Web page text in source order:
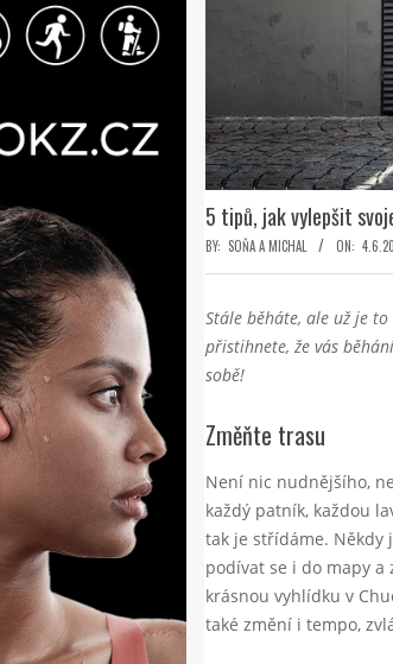
5 tipů, jak vylepšit
BY: SOŇA A MICHAL ON:
Stále běháte, ale už je
přistihnete, že vás
sobě!
Změňte trasu
Není nic nudnějšího,
každý patník, každou
tak je střídáme. Někdy
podívat se i do mapy
krásnou vyhlídku v
také změní i tempo,